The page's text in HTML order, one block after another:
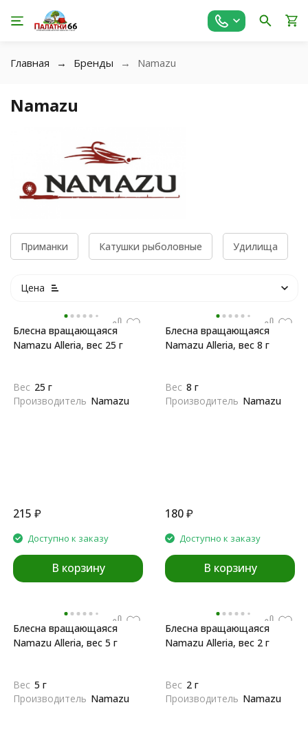
Главная Бренды Namazu
Namazu
Приманки Катушки рыболовные Удилища
Цена
Блесна вращающаяся
Namazu Alleria, вес 25 г
Вес 25 г
Производитель Namazu
215 ₽
Доступно к заказу
В корзину
Блесна вращающаяся
Namazu Alleria, вес 8 г
Вес 8 г
Производитель Namazu
180₽
Доступно к заказу
В корзину
Блесна вращающаяся
Namazu Alleria, вес 5 г
Вес 5 г
Производитель Namazu
Блесна вращающаяся
Namazu Alleria, вес 2 г
Вес 2 г
Производитель Namazu